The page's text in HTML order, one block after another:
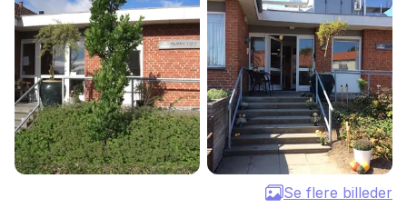
Se flere billeder